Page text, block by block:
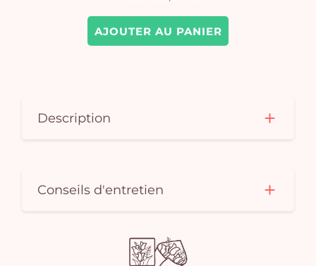
AJOUTER AU PANIER
Description
Conseils d'entretien